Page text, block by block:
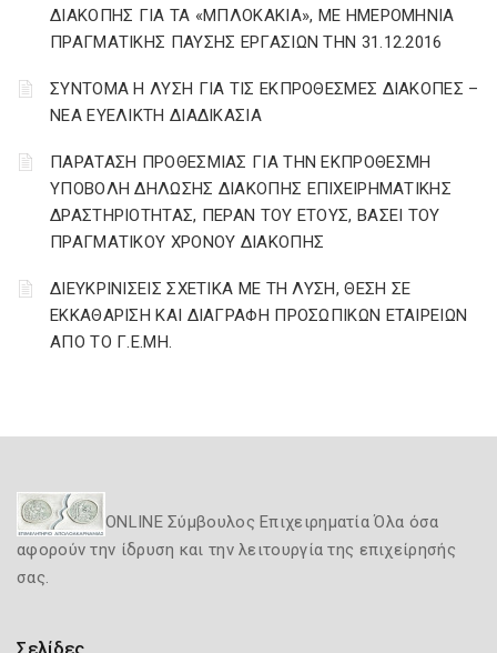
ΔΙΑΚΟΠΗΣ ΓΙΑ ΤΑ «ΜΠΛΟΚΑΚΙΑ», ΜΕ ΗΜΕΡΟΜΗΝΙΑ
ΠΡΑΓΜΑΤΙΚΗΣ ΠΑΥΣΗΣ ΕΡΓΑΣΙΩΝ ΤΗΝ 31.12.2016
ΣΥΝΤΟΜΑ Η ΛΥΣΗ ΓΙΑ ΤΙΣ ΕΚΠΡΟΘΕΣΜΕΣ ΔΙΑΚΟΠΕΣ –
ΝΕΑ ΕΥΕΛΙΚΤΗ ΔΙΑΔΙΚΑΣΙΑ
ΠΑΡΑΤΑΣΗ ΠΡΟΘΕΣΜΙΑΣ ΓΙΑ ΤΗΝ ΕΚΠΡΟΘΕΣΜΗ
ΥΠΟΒΟΛΗ ΔΗΛΩΣΗΣ ΔΙΑΚΟΠΗΣ ΕΠΙΧΕΙΡΗΜΑΤΙΚΗΣ
ΔΡΑΣΤΗΡΙΟΤΗΤΑΣ, ΠΕΡΑΝ ΤΟΥ ΕΤΟΥΣ, ΒΑΣΕΙ ΤΟΥ
ΠΡΑΓΜΑΤΙΚΟΥ ΧΡΟΝΟΥ ΔΙΑΚΟΠΗΣ
ΔΙΕΥΚΡΙΝΙΣΕΙΣ ΣΧΕΤΙΚΑ ΜΕ ΤΗ ΛΥΣΗ, ΘΕΣΗ ΣΕ
ΕΚΚΑΘΑΡΙΣΗ ΚΑΙ ΔΙΑΓΡΑΦΗ ΠΡΟΣΩΠΙΚΩΝ ΕΤΑΙΡΕΙΩΝ
ΑΠΟ ΤΟ Γ.Ε.ΜΗ.
ONLINE Σύμβουλος Επιχειρηματία Όλα όσα
αφορούν την ίδρυση και την λειτουργία της επιχείρησής
σας.
Σελίδες